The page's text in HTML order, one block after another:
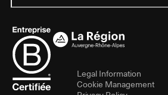
Legal Information
Cookie Management